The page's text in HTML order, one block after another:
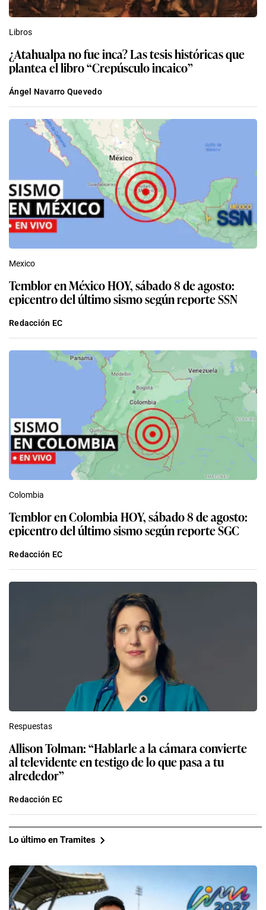
Libros
¿Atahualpa no fue inca? Las tesis históricas que
plantea el libro “Crepúsculo incaico”
Ángel Navarro Quevedo
Mexico
Temblor en México HOY, sábado 8 de agosto:
epicentro del último sismo según reporte SSN
Redacción EC
Colombia
Temblor en Colombia HOY, sábado 8 de agosto:
epicentro del último sismo según reporte SGC
Redacción EC
Respuestas
Allison Tolman: “Hablarle a la cámara convierte
al televidente en testigo de lo que pasa a tu
alrededor”
Redacción EC
Lo último en Tramites